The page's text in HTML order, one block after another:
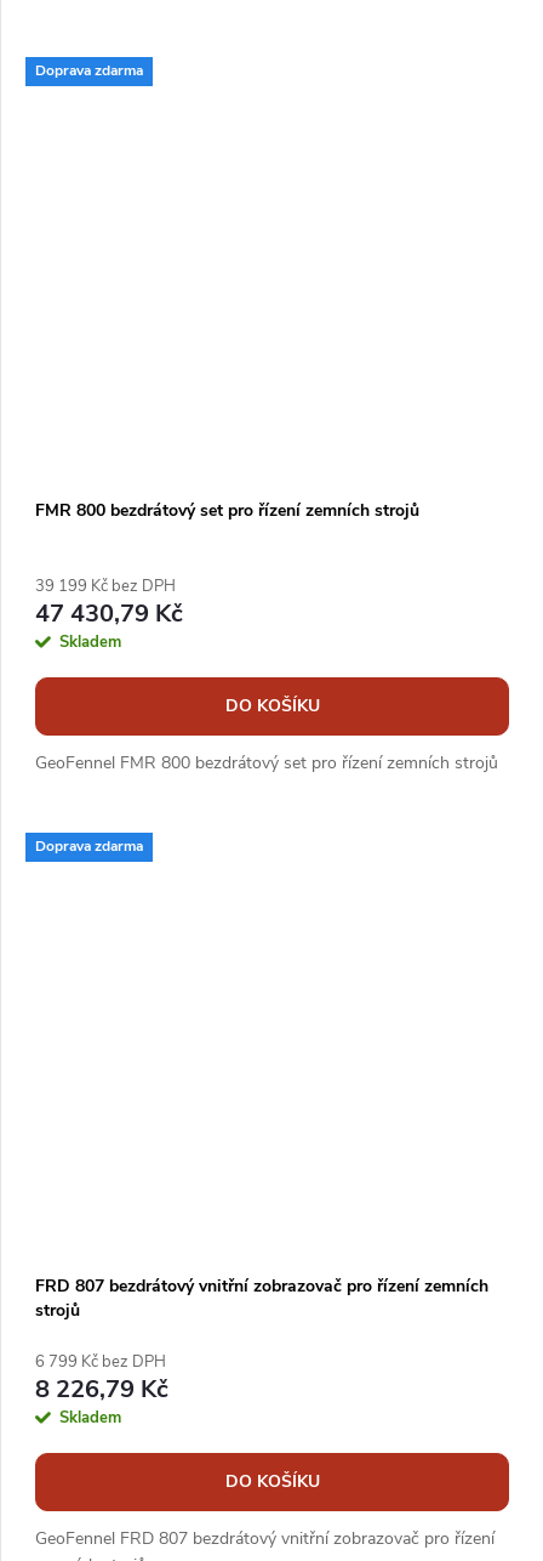
Doprava zdarma
FMR 800 bezdrátový set pro řízení zemních strojů
39 199 Kč bez DPH
47 430,79 Kč
Skladem
DO KOŠÍKU
GeoFennel FMR 800 bezdrátový set pro řízení zemních strojů
Doprava zdarma
FRD 807 bezdrátový vnitřní zobrazovač pro řízení zemních
strojů
6 799 Kč bez DPH
8 226,79 Kč
Skladem
DO KOŠÍKU
GeoFennel FRD 807 bezdrátový vnitřní zobrazovač pro řízení